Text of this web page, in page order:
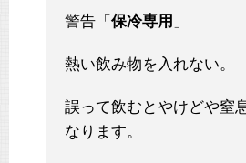
警告「 保冷専用 」
熱い飲み物を入れない。
誤って飲むとやけどや窒
なります。